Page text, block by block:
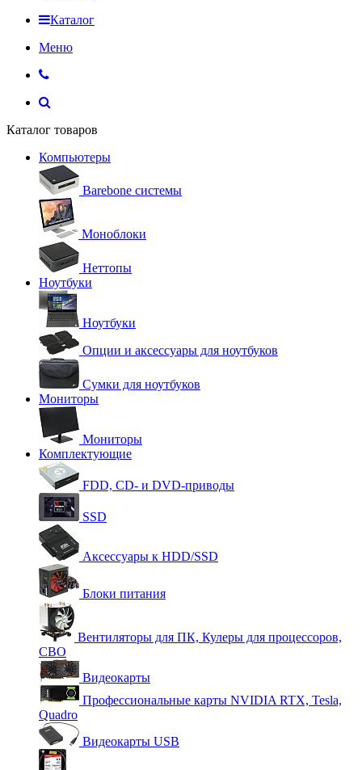
Каталог
Меню
Каталог товаров
Компьютеры
Barebone системы
Моноблоки
Неттопы
Ноутбуки
Ноутбуки
Опции и аксессуары для ноутбуков
Сумки для ноутбуков
Мониторы
Мониторы
Комплектующие
FDD, CD- и DVD-приводы
SSD
Аксессуары к HDD/SSD
Блоки питания
Вентиляторы для ПК, Кулеры для процессоров,
СВО
Видеокарты
Профессиональные карты NVIDIA RTX, Tesla,
Quadro
Видеокарты USB